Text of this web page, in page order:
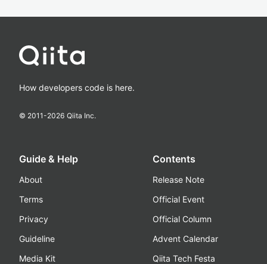
How developers code is here.
© 2011-2026 Qiita Inc.
Guide & Help
About
Terms
Privacy
Guideline
Media Kit
Contents
Release Note
Official Event
Official Column
Advent Calendar
Qiita Tech Festa